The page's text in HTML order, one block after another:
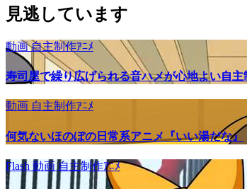
見逃しています
動画自主制作ｱﾆﾒ
寿司屋で繰り広げられる音ハメが心地よい自
動画 自主制作ｱﾆﾒ
何気ないほのぼの日常系アニメ『いい湯だな』
Flash 動画自主制作ｱﾆﾒ